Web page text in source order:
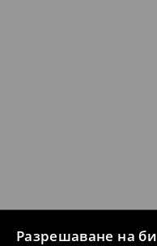
Разрешаване на